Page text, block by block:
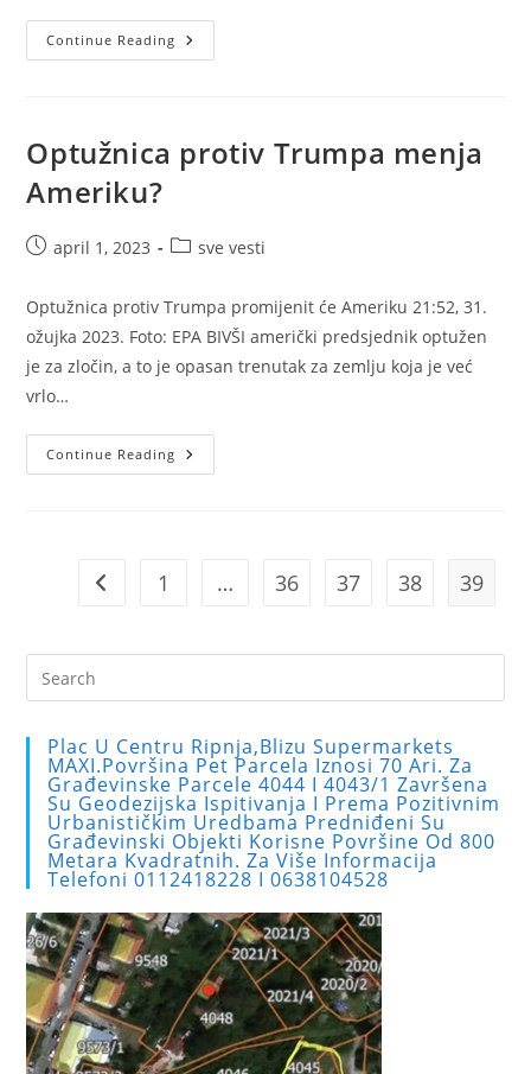
Continue Reading Kredit
Od
Optužnica protiv Trumpa menja
Ameriku?
Postapril 1, 2023
Postsve vesti
Optužnica protiv Trumpa promijenit će Ameriku 21:52, 31.
ožujka 2023. Foto: EPA BIVŠI američki predsjednik optužen
je za zločin, a to je opasan trenutak za zemlju koja je već
vrlo…
Continue Reading Optužnica
Protiv
Go to the previous page
1 … 36 37 38 39
Plac U Centru Ripnja,blizu Supermarkets
MAXI.Površina Pet Parcela Iznosi 70 Ari. Za
Građevinske Parcele 4044 I 4043/1 Završena
Su Geodezijska Ispitivanja I Prema Pozitivnim
Urbanističkim Uredbama Predniđeni Su
Građevinski Objekti Korisne Površine Od 800
Metara Kvadratnih. Za Više Informacija
Telefoni 0112418228 I 0638104528